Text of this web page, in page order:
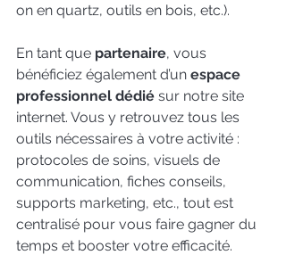
on en quartz, outils en bois, etc.).
En tant que partenaire, vous
bénéficiez également d’un espace
professionnel dédié sur notre site
internet. Vous y retrouvez tous les
outils nécessaires à votre activité :
protocoles de soins, visuels de
communication, fiches conseils,
supports marketing, etc., tout est
centralisé pour vous faire gagner du
temps et booster votre efficacité.